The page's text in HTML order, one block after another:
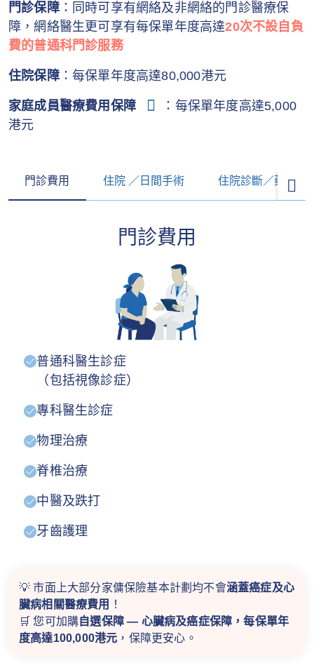
門診保障：同時可享有網絡及非網絡的門診醫療保
障，網絡醫生更可享有每保單年度高達20次不設自負
費的普通科門診服務
住院保障：每保單年度高達80,000港元
家庭成員醫療費用保障
：每保單年度高達5,000
港元
門診費用 住院 ／日間手術 住院診斷／藥物
門診費用
普通科醫生診症
（包括視像診症）
專科醫生診症
物理治療
脊椎治療
中醫及跌打
牙齒護理
💡 市面上大部分家傭保險基本計劃均不會涵蓋癌症及心
臟病相關醫療費用
！
🛒 您可加購自選保障 — 心臟病及癌症保障，每保單年
度高達100,000港元 ，保障更安心。